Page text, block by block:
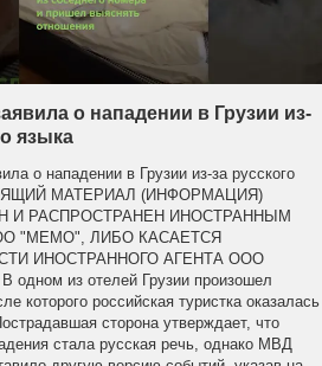
о нападении в Грузии из-
языка
о нападении в Грузии из-за русского
МАТЕРИАЛ (ИНФОРМАЦИЯ)
И РАСПРОСТРАНЕН ИНОСТРАННЫМ
"МЕМО", ЛИБО КАСАЕТСЯ
ИНОСТРАННОГО АГЕНТА ООО
из отелей Грузии произошел
которого российская туристка оказалась
сторона утверждает, что
стала русская речь, однако МВД